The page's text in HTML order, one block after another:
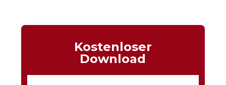
Kostenloser
Download